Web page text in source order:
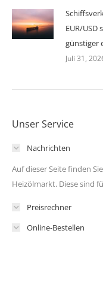
EUR/USD
günstiger
Juli 31,
Unser Service
Nachrichten
Auf dieser Seite finden
Heizölmarkt. Diese sind
Preisrechner
Online-Bestellen